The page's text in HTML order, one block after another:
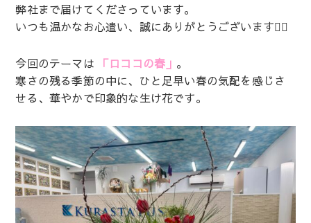
弊社まで届けてくださっています。
いつも温かなお心遣い、誠にありがとうございます🙇‍♀️
今回のテーマは 「ロココの春」 。
寒さの残る季節の中に、ひと足早い春の気配を感じさ
せる、華やかで印象的な生け花です。